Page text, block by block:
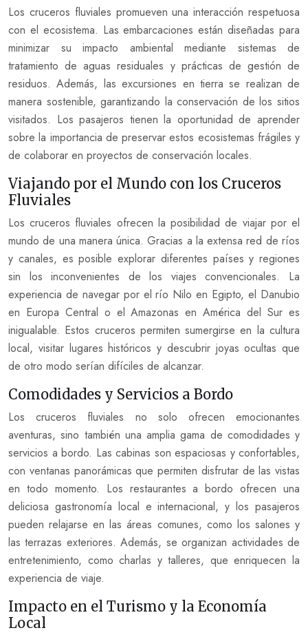
Los cruceros fluviales promueven una interacción respetuosa
con el ecosistema. Las embarcaciones están diseñadas para
minimizar su impacto ambiental mediante sistemas de
tratamiento de aguas residuales y prácticas de gestión de
residuos. Además, las excursiones en tierra se realizan de
manera sostenible, garantizando la conservación de los sitios
visitados. Los pasajeros tienen la oportunidad de aprender
sobre la importancia de preservar estos ecosistemas frágiles y
de colaborar en proyectos de conservación locales.
Viajando por el Mundo con los Cruceros
Fluviales
Los cruceros fluviales ofrecen la posibilidad de viajar por el
mundo de una manera única. Gracias a la extensa red de ríos
y canales, es posible explorar diferentes países y regiones
sin los inconvenientes de los viajes convencionales. La
experiencia de navegar por el río Nilo en Egipto, el Danubio
en Europa Central o el Amazonas en América del Sur es
inigualable. Estos cruceros permiten sumergirse en la cultura
local, visitar lugares históricos y descubrir joyas ocultas que
de otro modo serían difíciles de alcanzar.
Comodidades y Servicios a Bordo
Los cruceros fluviales no solo ofrecen emocionantes
aventuras, sino también una amplia gama de comodidades y
servicios a bordo. Las cabinas son espaciosas y confortables,
con ventanas panorámicas que permiten disfrutar de las vistas
en todo momento. Los restaurantes a bordo ofrecen una
deliciosa gastronomía local e internacional, y los pasajeros
pueden relajarse en las áreas comunes, como los salones y
las terrazas exteriores. Además, se organizan actividades de
entretenimiento, como charlas y talleres, que enriquecen la
experiencia de viaje.
Impacto en el Turismo y la Economía
Local